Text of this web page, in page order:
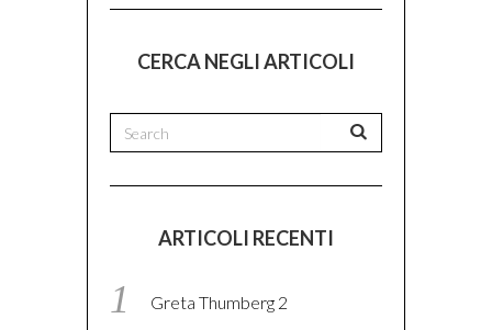
CERCA NEGLI ARTICOLI
ARTICOLI RECENTI
Greta Thumberg 2